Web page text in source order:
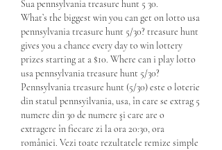
Sua pennsylvania treasure hunt 5 30.
What’s the biggest win you can get on lotto usa
pennsylvania treasure hunt 5/30? treasure hunt
gives you a chance every day to win lottery
prizes starting at a $10. Where can i play lotto
usa pennsylvania treasure hunt 5/30?
Pennsylvania treasure hunt (5/30) este o loterie
din statul pennsyilvania, usa, în care se extrag 5
numere din 30 de numere şi care are o
extragere în fiecare zi la ora 20:30, ora
româniei. Vezi toate rezultatele remize simple